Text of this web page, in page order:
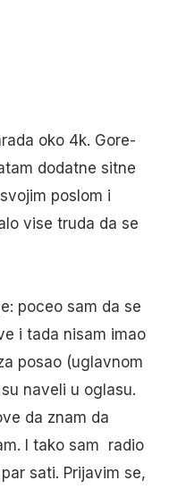
oko 4k. Gore-
dodatne sitne
poslom i
vise truda da se
poceo sam da se
i tada nisam imao
posao (uglavnom
naveli u oglasu.
da znam da
I tako sam radio
sati. Prijavim se,